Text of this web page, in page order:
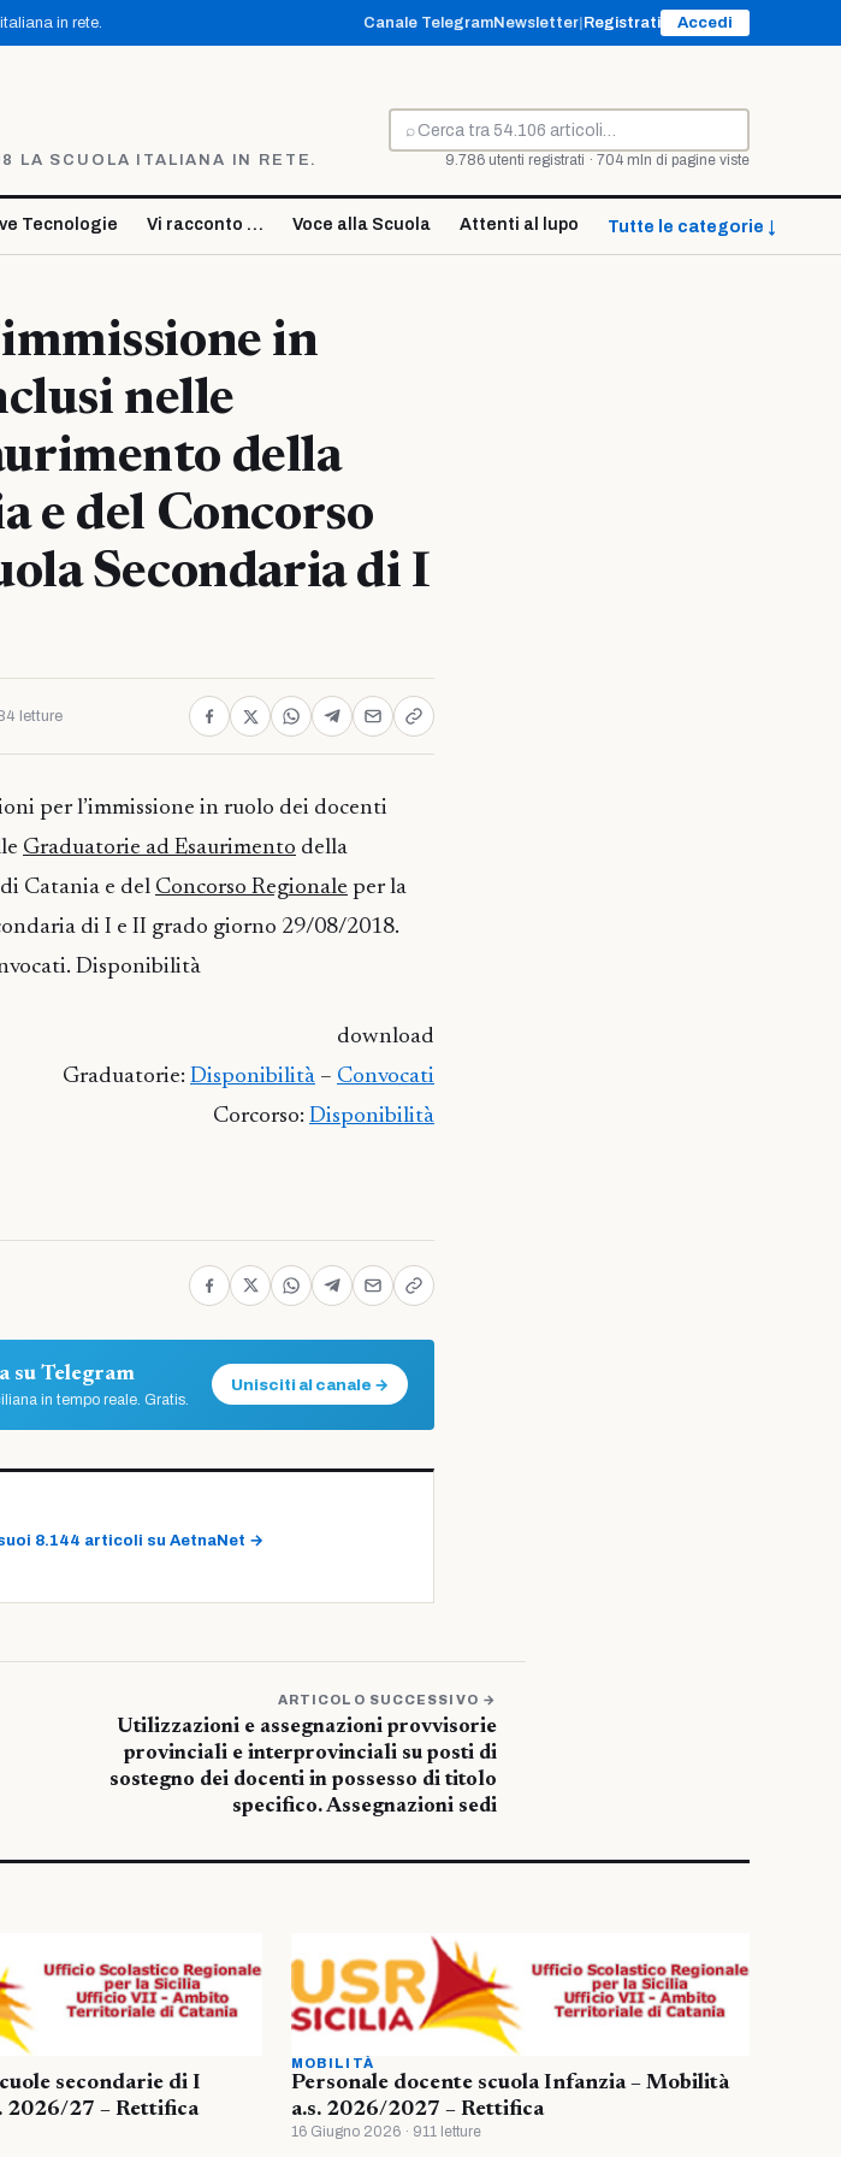
in rete. Canale TelegramNewsletter Registrati Accedi
LA SCUOLA ITALIANA IN RETE.
⌕
Cerca
9.786 utenti registrati · 704 mln di pagine viste
Tecnologie Vi racconto … Voce alla Scuola Attenti al lupo Tutte le categorie ↓
in
nelle
della
e del Concorso
Secondaria di I
letture
per l’immissione in ruolo dei docenti
Graduatorie ad Esaurimento della
Catania e del Concorso Regionale per la
di I e II grado giorno 29/08/2018.
Disponibilità
download
Graduatorie: Disponibilità – Convocati
Corcorso: Disponibilità
su Telegram
in tempo reale. Gratis.
Unisciti al canale →
8.144 articoli su AetnaNet →
ARTICOLO SUCCESSIVO →
Utilizzazioni e assegnazioni provvisorie
provinciali e interprovinciali su posti di
sostegno dei docenti in possesso di titolo
specifico. Assegnazioni sedi
secondarie di I
2026/27 – Rettifica
MOBILITÀ
Personale docente scuola Infanzia – Mobilità
a.s. 2026/2027 – Rettifica
16 Giugno 2026 · 911 letture